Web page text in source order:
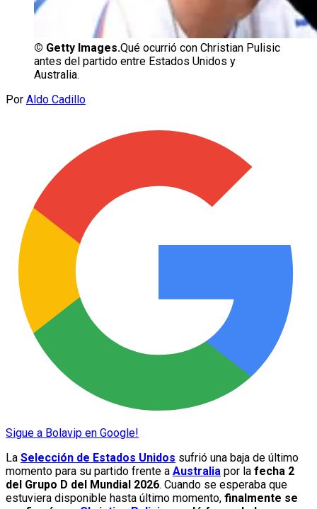
© Getty Images.Qué ocurrió con Christian Pulisic
antes del partido entre Estados Unidos y
Australia.
Por Aldo Cadillo
Sigue a Bolavip en Google!
La Selección de Estados Unidos sufrió una baja de último
momento para su partido frente a Australia por la fecha 2
del Grupo D del Mundial 2026. Cuando se esperaba que
estuviera disponible hasta último momento, finalmente se